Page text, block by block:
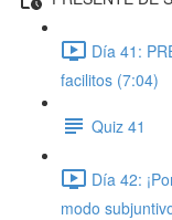
Día 41:
facilitos (7:04)
Quiz 41
Día 42:
modo